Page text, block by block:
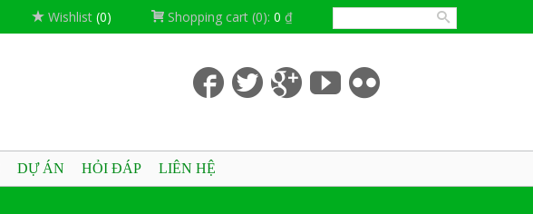
Wishlist (0) Shopping cart (0): 0 ₫
DỰ ÁN HỎI ĐÁP LIÊN HỆ